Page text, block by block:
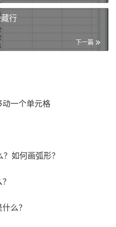
行
下一篇
一个单元格
如何画弧形？
么？